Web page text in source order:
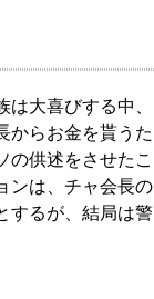
大喜びする中、
からお金を貰うた
の供述をさせたこ
ンは、チャ会長の
するが、結局は警